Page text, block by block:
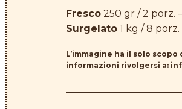
Fresco250 gr / 2 porz.
Surgelato1 kg / 8 porz.
L’immagine ha il solo
informazioni rivolgersi a: